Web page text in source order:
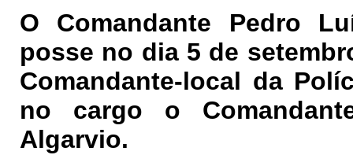
O Comandante Pedro
posse no dia 5 de
Comandante-local da
no cargo o
Algarvio.